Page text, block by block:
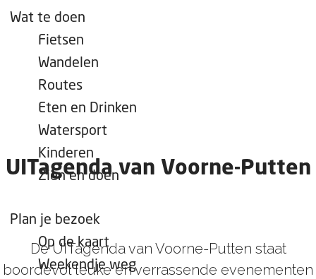
a
Wat te doen
Fietsen
Wandelen
Routes
Eten en Drinken
Watersport
Kinderen
Zien en doen
Plan je bezoek
Op de kaart
Weekendje weg
UITagenda van Voorne-Putten
De UITagenda van Voorne-Putten staat
boordevol leuke en verrassende evenementen